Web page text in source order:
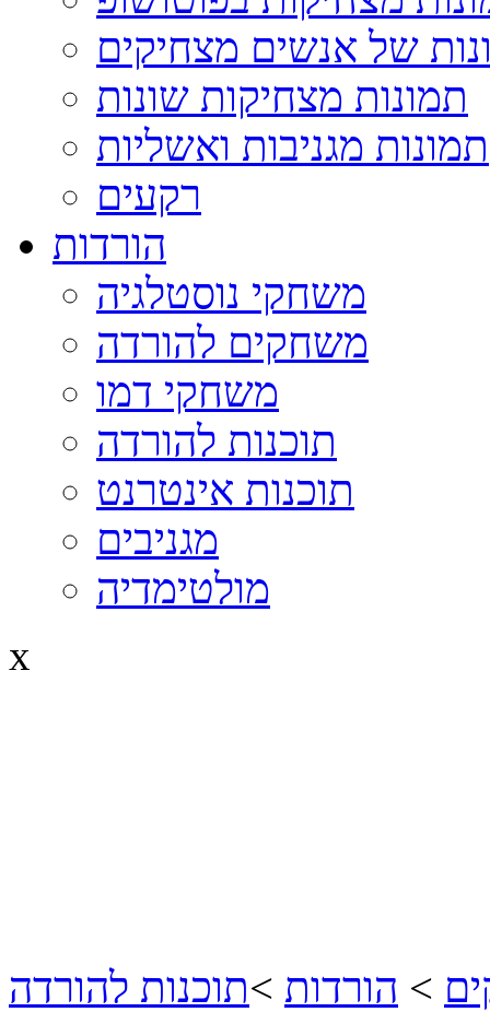
של אנשים מצחיקים
תמונות מצחיקות שונות
תמונות מגניבות ואשליות
רקעים
הורדות
משחקי נוסטלגיה
משחקים להורדה
משחקי דמו
תוכנות להורדה
תוכנות אינטרנט
מגניבים
מולטימדיה
x
> הורדות >תוכנות להורדה